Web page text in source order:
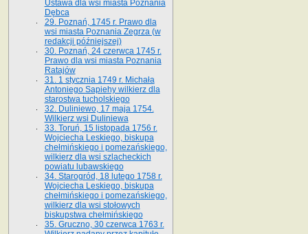
Ustawa dla wsi miasta Poznania
Dębca
29. Poznań, 1745 r. Prawo dla
wsi miasta Poznania Zegrza (w
redakcji późniejszej)
30. Poznań, 24 czerwca 1745 r.
Prawo dla wsi miasta Poznania
Ratajów
31. 1 stycznia 1749 r. Michała
Antoniego Sapiehy wilkierz dla
starostwa tucholskiego
32. Duliniewo, 17 maja 1754.
Wilkierz wsi Duliniewa
33. Toruń, 15 listopada 1756 r.
Wojciecha Leskiego, biskupa
chełmińskiego i pomezańskiego,
wilkierz dla wsi szlacheckich
powiatu lubawskiego
34. Starogród, 18 lutego 1758 r.
Wojciecha Leskiego, biskupa
chełmińskiego i pomezańskiego,
wilkierz dla wsi stołowych
biskupstwa chełmińskiego
35. Gruczno, 30 czerwca 1763 r.